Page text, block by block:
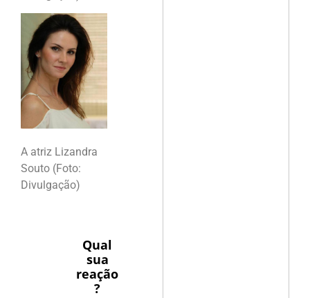
A atriz Lizandra
Souto (Foto:
Divulgação)
Qual
sua
reação
?